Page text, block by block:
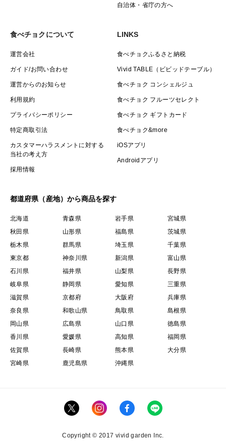
自治体・省庁の方へ
食べチョクについて
運営会社
ガイド/お問い合わせ
運営からのお知らせ
利用規約
プライバシーポリシー
特定商取引法
カスタマーハラスメントに対する
当社の考え方
採用情報
LINKS
食べチョクふるさと納税
Vivid TABLE（ビビッドテーブル）
食べチョク コンシェルジュ
食べチョク フルーツセレクト
食べチョク ギフトカード
食べチョク&more
iOSアプリ
Androidアプリ
都道府県（産地）から商品を探す
北海道 青森県 岩手県
宮城県
秋田県
山形県 福島県
茨城県
栃木県
群馬県 埼玉県
千葉県
東京都
神奈川県 新潟県
富山県
石川県
福井県 山梨県
長野県
岐阜県
静岡県 愛知県
三重県
滋賀県
京都府 大阪府
兵庫県
奈良県
和歌山県 鳥取県
島根県
岡山県
広島県 山口県
徳島県
香川県
愛媛県 高知県
福岡県
佐賀県
長崎県 熊本県
大分県
宮崎県
鹿児島県 沖縄県
Copyright © 2017 vivid garden Inc.